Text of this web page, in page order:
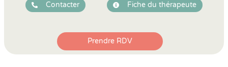
Contacter Fiche du thérapeute
Prendre RDV